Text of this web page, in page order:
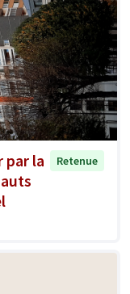
par la
Retenue